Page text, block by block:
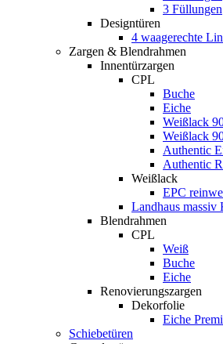
3 Füllungen
Designtüren
4 waagerechte
Zargen & Blendrahmen
Innentürzargen
CPL
Buche
Eiche
Weißlack
Weißlack
Authentic
Authentic
Weißlack
EPC
Landhaus massiv
Blendrahmen
CPL
Weiß
Buche
Eiche
Renovierungszargen
Dekorfolie
Eiche
Schiebetüren